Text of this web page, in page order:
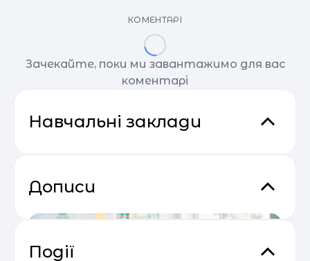
КОМЕНТАРІ
Зачекайте, поки ми завантажимо для вас
коментарі
Навчальні заклади
Дописи
Події